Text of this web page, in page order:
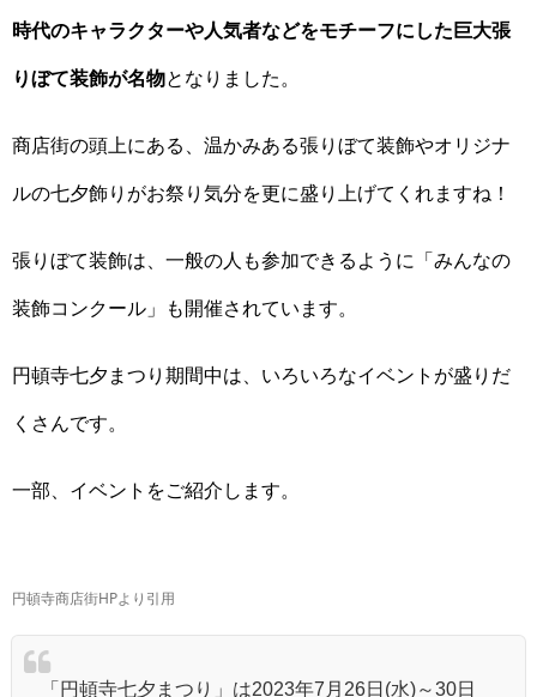
時代のキャラクターや人気者などをモチーフにした巨大張
りぼて装飾が名物となりました。
商店街の頭上にある、温かみある張りぼて装飾やオリジナ
ルの七夕飾りがお祭り気分を更に盛り上げてくれますね！
張りぼて装飾は、一般の人も参加できるように「みんなの
装飾コンクール」も開催されています。
円頓寺七夕まつり期間中は、いろいろなイベントが盛りだ
くさんです。
一部、イベントをご紹介します。
円頓寺商店街HPより引用
「円頓寺七夕まつり」は2023年7月26日(水)～30日